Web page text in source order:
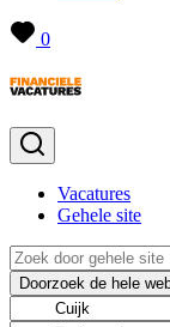
0
Vacatures
Gehele site